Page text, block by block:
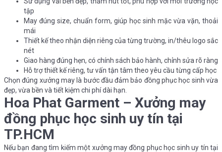
tập
May đúng size, chuẩn form, giúp học sinh mặc vừa vặn, thoải
mái
Thiết kế theo nhận diện riêng của từng trường, in/thêu logo sắc
nét
Giao hàng đúng hẹn, có chính sách bảo hành, chỉnh sửa rõ ràng
Hỗ trợ thiết kế riêng, tư vấn tận tâm theo yêu cầu từng cấp học
Chọn đúng xưởng may là bước đầu đảm bảo đồng phục học sinh vừa
đẹp, vừa bền và tiết kiệm chi phí dài hạn.
Hoa Phat Garment – Xưởng may
đồng phục học sinh uy tín tại
TP.HCM
Nếu bạn đang tìm kiếm một xưởng may đồng phục học sinh uy tín tại